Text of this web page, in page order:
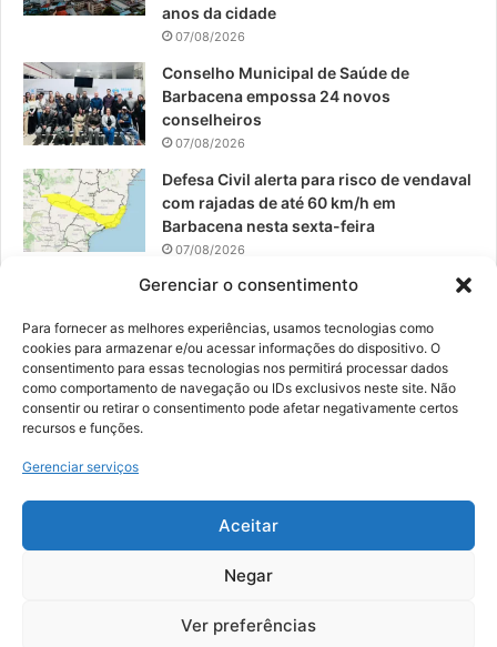
Gerenciar o consentimento
Para fornecer as melhores experiências, usamos tecnologias como
cookies para armazenar e/ou acessar informações do dispositivo. O
consentimento para essas tecnologias nos permitirá processar dados
como comportamento de navegação ou IDs exclusivos neste site. Não
consentir ou retirar o consentimento pode afetar negativamente certos
recursos e funções.
Gerenciar serviços
Aceitar
Negar
Ver preferências
anos da cidade
07/08/2026
Conselho Municipal de Saúde de
Barbacena empossa 24 novos
conselheiros
07/08/2026
Defesa Civil alerta para risco de vendaval
com rajadas de até 60 km/h em
Barbacena nesta sexta-feira
07/08/2026
EPCAR tem a melhor nota do IDEB no
06/08/2026
© 2026, Todos os direitos reservados | Desenvolvido por:
Digital Business| Hospedado por:NP Publicidade
Fale Conosco
Sobre Nós
Política de Segurança e Privacidade
Facebook
YouTubeInstagram